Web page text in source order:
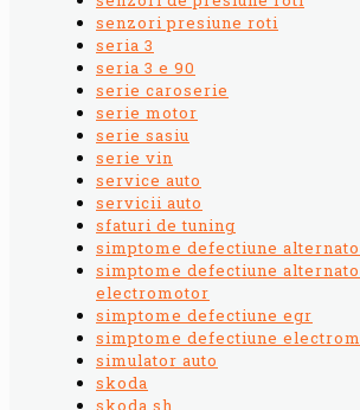
senzori presiune roti
seria 3
seria 3 e 90
serie caroserie
serie motor
serie sasiu
serie vin
service auto
servicii auto
sfaturi de tuning
simptome defectiune
simptome defectiune
electromotor
simptome defectiune egr
simptome defectiune
simulator auto
skoda
skoda sh